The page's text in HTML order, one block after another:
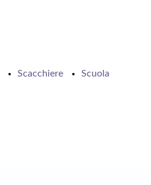
Scacchiere Scuola